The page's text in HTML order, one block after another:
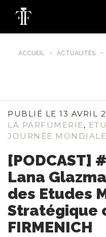
ACCUEIL ACTUALITÉS
PUBLIÉ LE 13 AVRIL
LA PARFUMERIE,
JOURNÉE
[PODCAST]
Lana
des Etudes
Stratégique
FIRMENICH